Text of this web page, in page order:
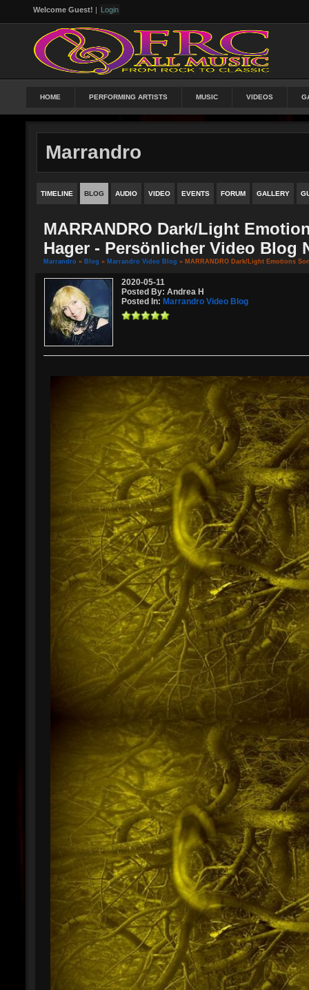
Welcome Guest! | Login
HOME PERFORMING ARTISTS MUSIC VIDEOS
Marrandro
TIMELINE BLOG AUDIO VIDEO EVENTS FORUM GALLERY
MARRANDRO Dark/Light
Hager - Persönlicher Video Blog
Marrandro » Blog » Marrandro Video Blog » MARRANDRO Dark/Light Emotions
2020-05-11
Posted By: Andrea H
Posted In: Marrandro Video Blog